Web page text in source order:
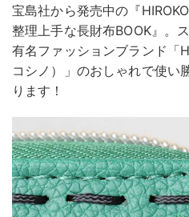
宝島社から発売中の『
整理上手な長財布BOOK』。
有名ファッションブランド「
コシノ）」のおしゃれで使い
ります！